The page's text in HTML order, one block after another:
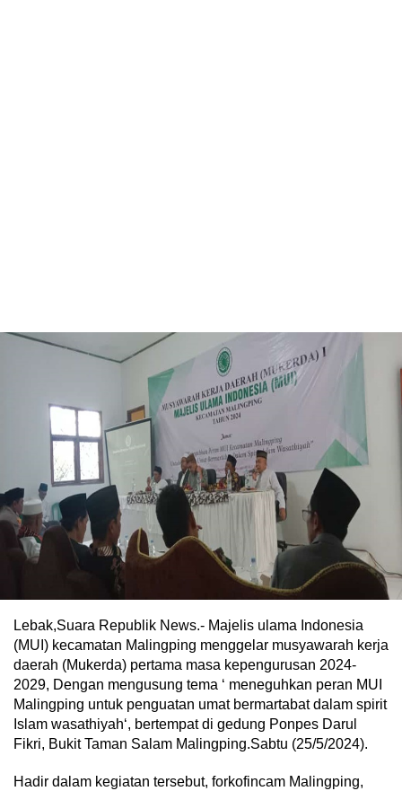
Lebak,Suara Republik News.- Majelis ulama Indonesia
(MUI) kecamatan Malingping menggelar musyawarah kerja
daerah (Mukerda) pertama masa kepengurusan 2024-
2029, Dengan mengusung tema ‘ meneguhkan peran MUI
Malingping untuk penguatan umat bermartabat dalam spirit
Islam wasathiyah‘, bertempat di gedung Ponpes Darul
Fikri, Bukit Taman Salam Malingping.Sabtu (25/5/2024).
Hadir dalam kegiatan tersebut, forkofincam Malingping,